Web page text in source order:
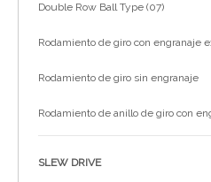
Double Row Ball Type (07)
Rodamiento de giro con engranaje
Rodamiento de giro sin engranaje
Rodamiento de anillo de giro con
SLEW DRIVE